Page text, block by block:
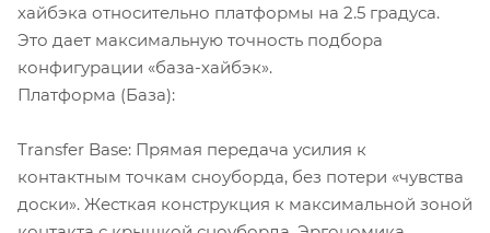
хайбэка относительно платформы на 2.5 градуса.
Это дает максимальную точность подбора
конфигурации «база-хайбэк».
Платформа (База):
Transfer Base: Прямая передача усилия к
контактным точкам сноуборда, без потери «чувства
доски». Жесткая конструкция к максимальной зоной